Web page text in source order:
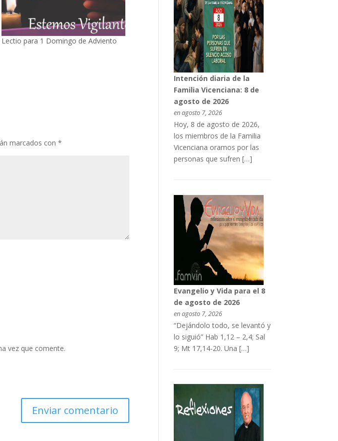
Lectio para 1 Domingo de Adviento
marcados con*
vez que comente.
Intención diaria de la
Familia Vicenciana: 8 de
agosto de 2026
en agosto 7, 2026
Hoy, 8 de agosto de 2026,
los miembros de la Familia
Vicenciana oramos por las
personas que sufren […]
Evangelio y Vida para el 8
de agosto de 2026
en agosto 7, 2026
“Dejándolo todo, se levantó y
lo siguió” Hab 1,12 – 2,4; Sal
9; Mt 17,14-20. Una […]